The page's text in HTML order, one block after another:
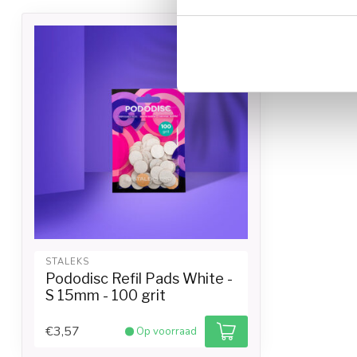
STALEKS
Pododisc Refil Pads White -
S 15mm - 100 grit
€3,57 Op voorraad